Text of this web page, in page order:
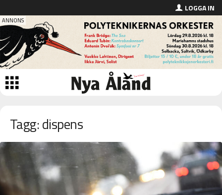
LOGGA IN
Tagg: dispens